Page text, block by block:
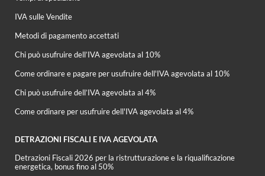
IVA sulle Vendite
Metodi di pagamento accettati
Chi può usufruire dell’IVA agevolata al 10%
Come ordinare e pagare per usufruire dell'IVA agevolata al 10%
Chi può usufruire dell’IVA agevolata al 4%
Come ordinare per usufruire dell'IVA agevolata al 4%
DETRAZIONI FISCALI E IVA AGEVOLATA
Detrazioni Fiscali 2026 per la ristrutturazione e la riqualificazione
energetica, bonus fino al 50%